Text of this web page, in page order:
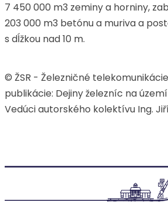
7 450 000 m3 zeminy a horniny,
203 000 m3 betónu a muriva a
s dĺžkou nad 10 m.
© ŽSR - Železničné
publikácie: Dejiny železníc na
Vedúci autorského kolektívu Ing.